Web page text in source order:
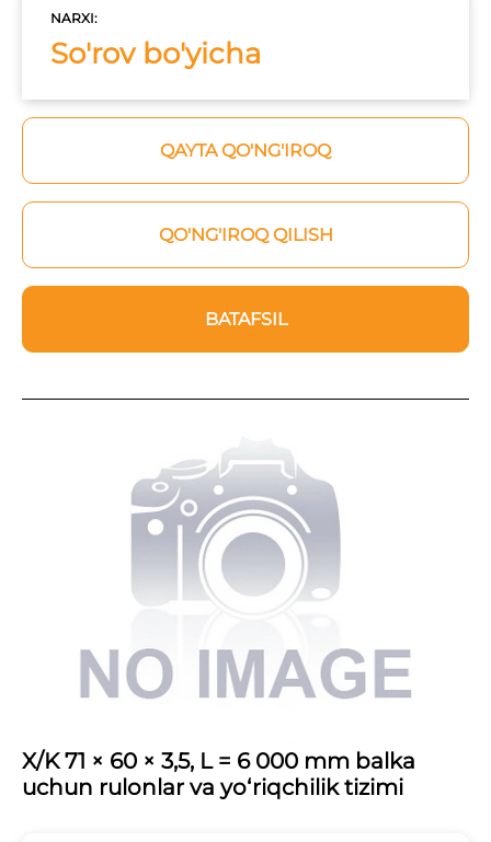
NARXI:
So'rov bo'yicha
QAYTA QO'NG'IROQ
QO'NG'IROQ QILISH
BATAFSIL
X/K 71 × 60 × 3,5, L = 6 000 mm balka
uchun rulonlar va yo‘riqchilik tizimi